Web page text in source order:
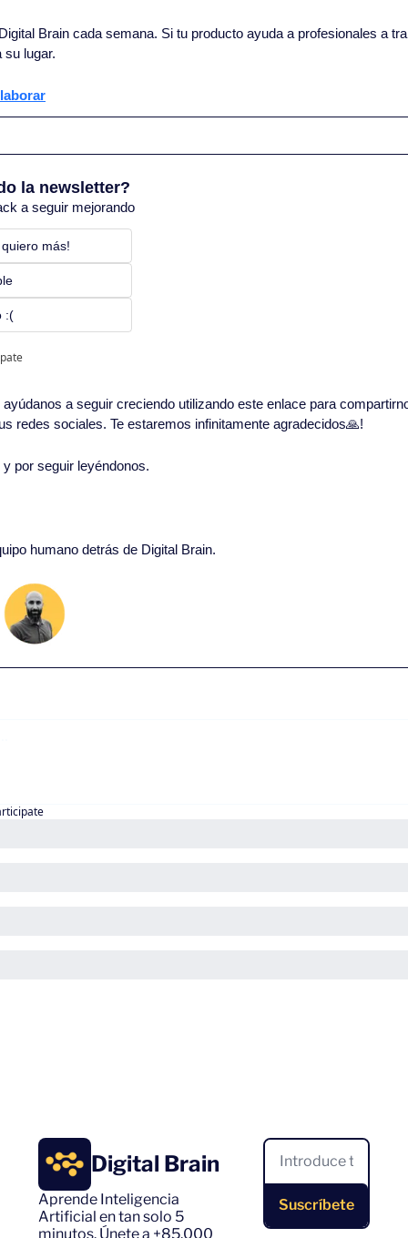
Brain cada semana. Si tu producto ayuda a profesionales a
su lugar.
la newsletter?
a seguir mejorando
más!
:(
a seguir creciendo utilizando este enlace para
redes sociales. Te estaremos infinitamente agradecidos🙏!
por seguir leyéndonos.
humano detrás de Digital Brain.
Digital Brain
Aprende Inteligencia
Artificial en tan solo 5
minutos. Únete a +85.000
Suscríbete